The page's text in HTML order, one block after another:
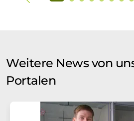
Weitere News von
Portalen